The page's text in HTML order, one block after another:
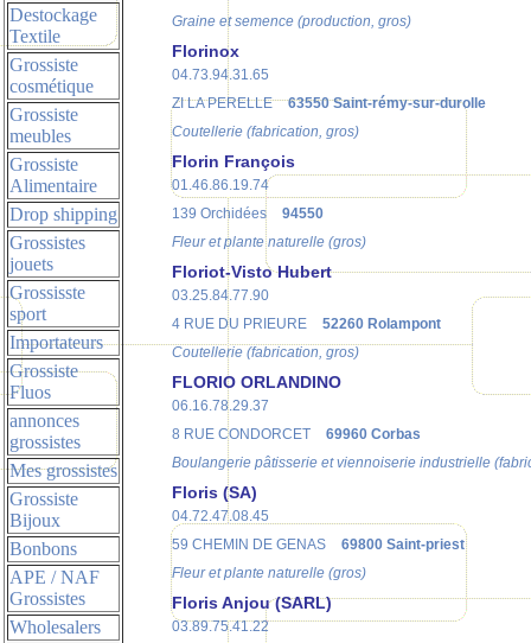
Destockage
Textile
Grossiste
cosmétique
Grossiste
meubles
Grossiste
Alimentaire
Drop shipping
Grossistes
jouets
Grossisste
sport
Importateurs
Grossiste
Fluos
annonces
grossistes
Mes grossistes
Grossiste
Bijoux
Bonbons
APE / NAF
Grossistes
Wholesalers
Graine et semence (production, gros)
Florinox
04.73.94.31.65
ZI LA PERELLE
63550 Saint-rémy-sur-durolle
Coutellerie (fabrication, gros)
Florin François
01.46.86.19.74
139 Orchidées
94550
Fleur et plante naturelle (gros)
Floriot-Visto Hubert
03.25.84.77.90
4 RUE DU PRIEURE
52260 Rolampont
Coutellerie (fabrication, gros)
FLORIO ORLANDINO
06.16.78.29.37
8 RUE CONDORCET
69960 Corbas
Boulangerie pâtisserie et viennoiserie industrielle
Floris (SA)
04.72.47.08.45
59 CHEMIN DE GENAS
69800 Saint-priest
Fleur et plante naturelle (gros)
Floris Anjou (SARL)
03.89.75.41.22